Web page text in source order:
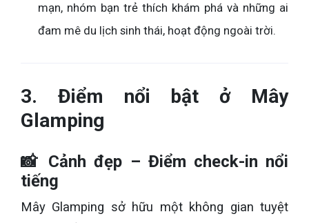
mạn, nhóm bạn trẻ thích khám phá và những ai
đam mê du lịch sinh thái, hoạt động ngoài trời.
3. Điểm nổi bật ở Mây
Glamping
📸 Cảnh đẹp – Điểm check-in nổi
tiếng
Mây Glamping sở hữu một không gian tuyệt